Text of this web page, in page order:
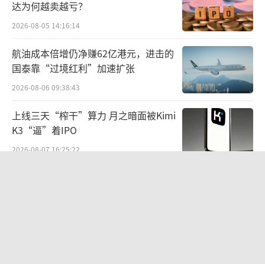
达为何越卖越亏？
2026-08-05 14:16:14
航油成本倍增仍净赚62亿港元，进击的
国泰靠“过境红利”加速扩张
2026-08-06 09:38:43
上线三天“榨干”算力 月之暗面被Kimi
K3“逼”着IPO
2026-08-07 16:25:22